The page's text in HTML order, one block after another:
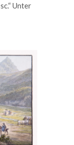
Unter